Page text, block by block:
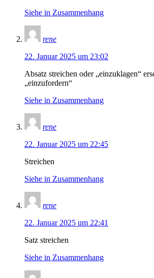
Siehe in Zusammenhang
rene
22. Januar 2025 um 23:02
Absatz streichen oder „einzuklagen“
„einzufordern“
Siehe in Zusammenhang
rene
22. Januar 2025 um 22:45
Streichen
Siehe in Zusammenhang
rene
22. Januar 2025 um 22:41
Satz streichen
Siehe in Zusammenhang